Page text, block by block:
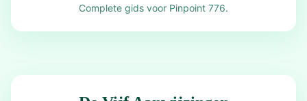
Complete gids voor Pinpoint 776.